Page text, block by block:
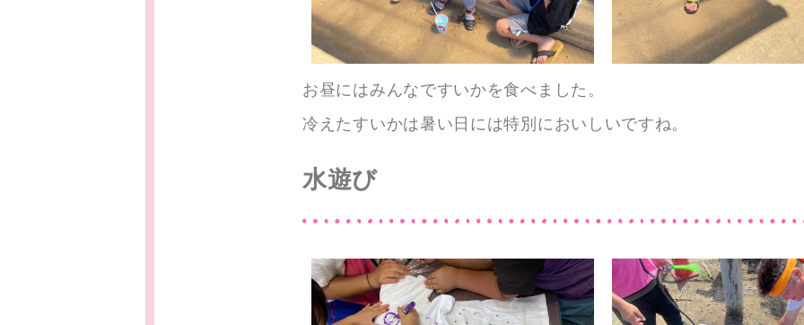
お昼にはみんなですいかを食べました。
冷えたすいかは暑い日には特別においしいですね。
水遊び